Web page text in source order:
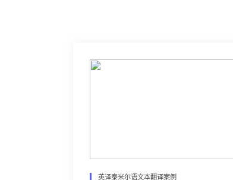
英译泰米尔语文本翻译案例